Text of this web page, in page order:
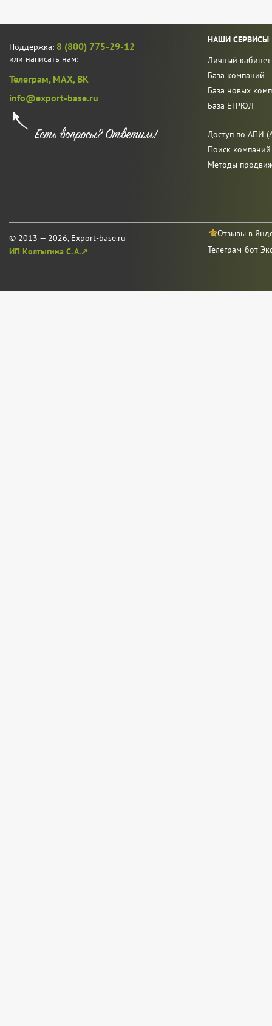
Поддержка: 8 (800) 775-29-12
или написать нам:
Телеграм, MAX, ВК
info@export-base.ru
© 2013 — 2026, Export-base.ru
ИП Колтыгина С. А.↗
НАШИ СЕРВИСЫ
Личный кабинет
База компаний
База новых
База ЕГРЮЛ
Доступ по АПИ
Поиск
Методы
Отзывы в
Телеграм-бот